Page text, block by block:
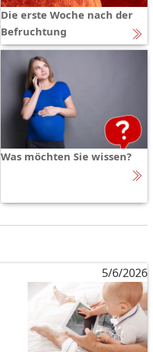
Die erste Woche nach der
Befruchtung
Was möchten Sie wissen?
5/6/2026